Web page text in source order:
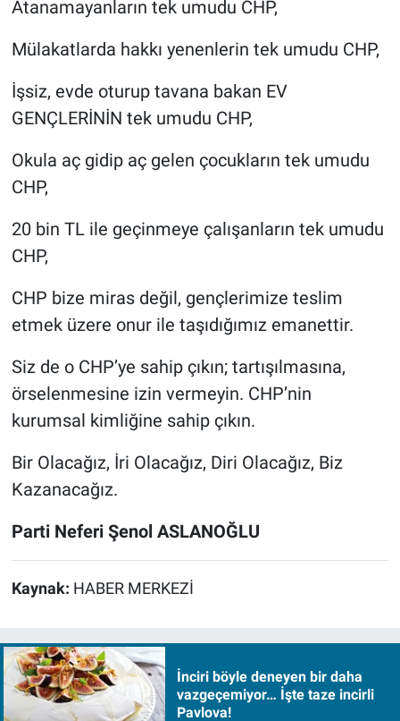
Atanamayanların tek umudu CHP,
Mülakatlarda hakkı yenenlerin tek umudu CHP,
İşsiz, evde oturup tavana bakan EV
GENÇLERİNİN tek umudu CHP,
Okula aç gidip aç gelen çocukların tek umudu
CHP,
20 bin TL ile geçinmeye çalışanların tek umudu
CHP,
CHP bize miras değil, gençlerimize teslim
etmek üzere onur ile taşıdığımız emanettir.
Siz de o CHP’ye sahip çıkın; tartışılmasına,
örselenmesine izin vermeyin. CHP’nin
kurumsal kimliğine sahip çıkın.
Bir Olacağız, İri Olacağız, Diri Olacağız, Biz
Kazanacağız.
Parti Neferi Şenol ASLANOĞLU
Kaynak: HABER MERKEZİ
İnciri böyle deneyen bir daha
vazgeçemiyor… İşte taze incirli
Pavlova!